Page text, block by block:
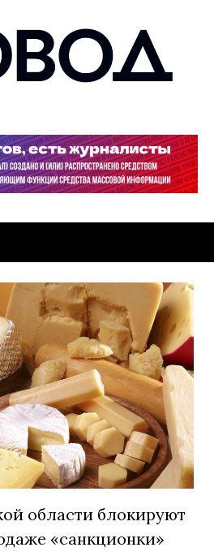
области блокируют
«санкционки»